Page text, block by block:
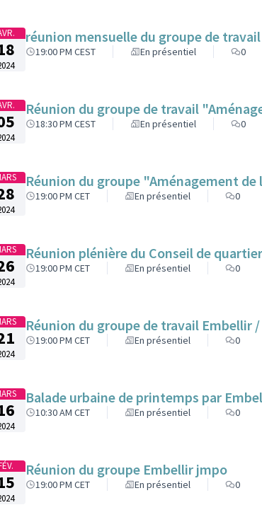
réunion mensuelle du groupe de
19:00 PM CEST En présentiel 0
Réunion du groupe de travail
18:30 PM CEST En présentiel 0
Réunion du groupe "Aménagement
19:00 PM CET En présentiel 0
Réunion plénière du Conseil de
19:00 PM CET En présentiel 0
Réunion du groupe de travail Embellir /
19:00 PM CET En présentiel 0
Balade urbaine
10:30 AM CET En présentiel 0
Réunion du groupe Embellir jmpo
19:00 PM CET En présentiel 0